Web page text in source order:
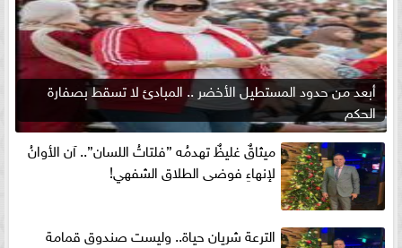
أبعد من حدود المستطيل الأخضر .. المبادئ لا تسقط بصفارة
الحكم
ميثاقٌ غليظٌ تهدمُه ”فلتاتُ اللسان”.. آن الأوانُ
لإنهاءِ فوضى الطلاق الشفهي!
الترعة شريان حياة.. وليست صندوق قمامة